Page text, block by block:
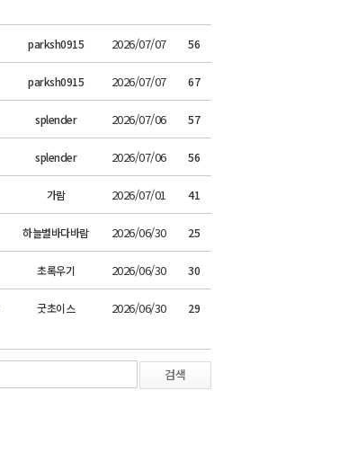
parksh0915 2026/07/07 56
parksh0915 2026/07/07 67
splender 2026/07/06 57
splender 2026/07/06 56
가람 2026/07/01 41
하늘별바다바람 2026/06/30 25
초록우기 2026/06/30 30
굿초이스 2026/06/30 29
검색